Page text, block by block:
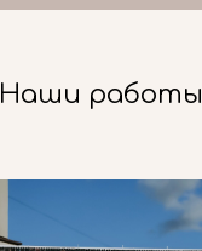
Наши работы